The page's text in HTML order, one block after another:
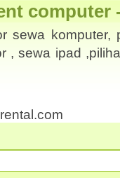
computer
sewa
, sewa ipad